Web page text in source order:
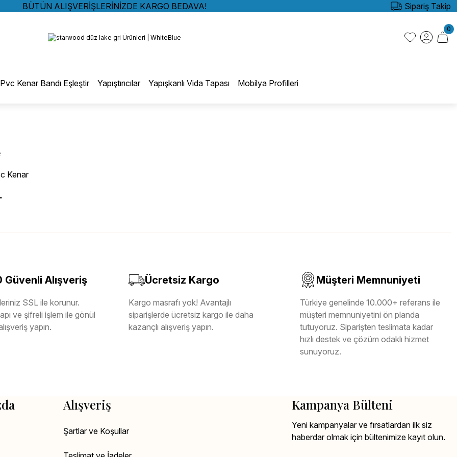
BÜTÜN ALIŞVERİŞLERİNİZDE KARGO BEDAVA!
KREDİ KARTINA 6 TAKSİT SEÇENEĞİ
BÜTÜN ALIŞVERİŞLERİNİZDE KARGO BEDAVA!
Sipariş Takip
0
Pvc Kenar Bandı Eşleştir Yapıştırıcılar Yapışkanlı Vida Tapası Mobilya Profilleri
Kenar
Güvenli Alışveriş
SSL ile korunur.
ve şifreli işlem ile gönül
yapın.
Ücretsiz Kargo
Kargo masrafı yok! Avantajlı
siparişlerde ücretsiz kargo ile daha
kazançlı alışveriş yapın.
Müşteri Memnuniyeti
Türkiye genelinde 10.000+ referans ile
müşteri memnuniyetini ön planda
tutuyoruz. Siparişten teslimata kadar
hızlı destek ve çözüm odaklı hizmet
sunuyoruz.
Alışveriş
Şartlar ve Koşullar
Kampanya Bülteni
Yeni kampanyalar ve fırsatlardan ilk siz
haberdar olmak için bültenimize kayıt olun.
Pervaz Hotmelt Tutkalı